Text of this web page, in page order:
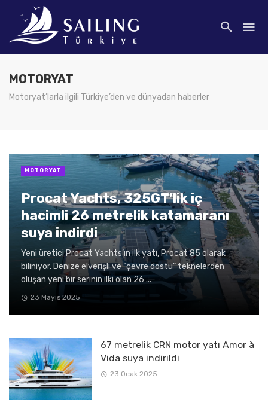
MOTORYAT
Motoryat’larla ilgili Türkiye’den ve dünyadan haberler
Procat Yachts, 325GT’lik iç
hacimli 26 metrelik katamaranı
suya indirdi
Yeni üretici Procat Yachts’ın ilk yatı, Procat 85 olarak
biliniyor. Denize elverişli ve “çevre dostu” teknelerden
oluşan yeni bir serinin ilki olan 26 ...
23 Mayıs 2025
MOTORYAT
67 metrelik CRN motor yatı Amor à
Vida suya indirildi
23 Ocak 2025